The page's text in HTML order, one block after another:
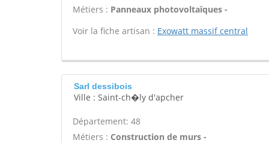
Métiers : Panneaux photovoltaïques -
Voir la fiche artisan : Exowatt massif central
Sarl dessibois
Ville : Saint-ch�ly d'apcher
Département: 48
Métiers : Construction de murs -